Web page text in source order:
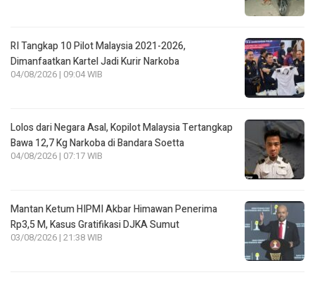
RI Tangkap 10 Pilot Malaysia 2021-2026,
Dimanfaatkan Kartel Jadi Kurir Narkoba
04/08/2026 | 09:04 WIB
Lolos dari Negara Asal, Kopilot Malaysia Tertangkap
Bawa 12,7 Kg Narkoba di Bandara Soetta
04/08/2026 | 07:17 WIB
Mantan Ketum HIPMI Akbar Himawan Penerima
Rp3,5 M, Kasus Gratifikasi DJKA Sumut
03/08/2026 | 21:38 WIB